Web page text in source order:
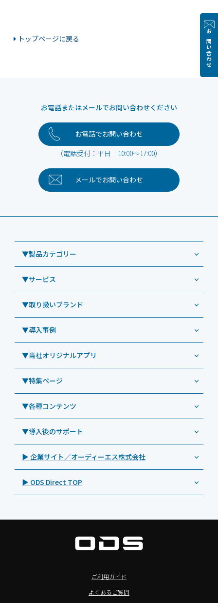
お問い合わせ
トップページに戻る
お電話またはメールでお問い合わせください
お電話でお問い合わせ
（電話受付：平日 10:00～17:00）
メールでお問い合わせ
▼製品カテゴリー
業務用タブレット
Windowsタブレット TW2A-NF9LTA
Windowsタブレット TW2A-N9LTA
Windowsタブレット TW2A-N9LT
Windowsタブレット TW2A-E9LT
Androidタブレット TA2C-NF8
Androidタブレット TA2C-NF8BL
Androidタブレット TA2C-CS8
Androidタブレット TA2C-CS8BL
Androidタブレット TA2C-DR94G
Androidタブレット TA2C-M8AC
Androidタブレット TA2C-M8
デジタルホワイトボード／電子黒板
▼サービス
コールセンター
CRMシステム「カイゼンコール」
リペアサービス
教育機関向けiPad修理パック
社内ヘルプデスク代行サービス
教育機関向けiPad管理運用パック
教育機関向けICT支援ソリューション
教育機関向けネットワーク機器導入保守
キッティング
自治体向けDXソリューションサービス
法人向けiPad修理＆デバイス買取サービス
▼取り扱いブランド
ODS（オーディーエス）
LG（エルジー）
ViewSonic（ビューソニック）
PHILIPS（フィリップス）
DynaScan（ダイナスキャン）
SAMSUNG（サムスン）
Goodview（グッドビュー）
Cloudpoint（クラウドポイント）
BenQ（ベンキュー）
Magconn（マグコン）
BIAMP ／ Apart Audio（バイアンプ）
SpeakerCraft（スピーカークラフト）
▼導入事例
導入事例（業務用タブレット、デジタルサイネージほか）
事例：業務用タブレット端末
事例：業務用サイネージ・プロジェクター
事例：業務用オーディオ・その他AV機器
事例：サービス
▼当社オリジナルアプリ
業務効率化アプリ「NFCオプティマイザー」
サポート支援アプリ「ログ送信アプリ」
MDMアプリ「Tablet Control」
▼特集ページ
業務用タブレット
>特長1：USB Type-Aポート
>特長2：microHDMIポート
>特長3：AC常時給電タイプ
>飲食向けタブレット
>ホテル向けタブレット
>NFCタブレット
>Windowsタブレット
オーディーエスが選ばれる理由
▼各種コンテンツ
特集記事
製品カタログ
プレスリリース
製品写真
▼導入後のサポート
オーディーエスPCカスタマーセンター
▶ 企業サイト／オーディーエス株式会社
▶ ODS Direct TOP
ご利用ガイド
よくあるご質問